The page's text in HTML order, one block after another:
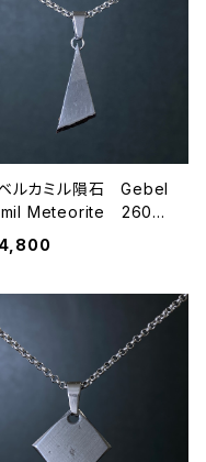
ルカミル隕石 Gebel
Meteorite 26072